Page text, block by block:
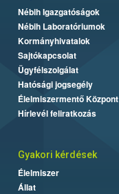
Nébih Igazgatóságok
Nébih Laboratóriumok
Kormányhivatalok
Sajtókapcsolat
Ügyfélszolgálat
Hatósági jogsegély
Élelmiszermentő Központ
Hírlevél feliratkozás
Gyakori kérdések
Élelmiszer
Állat